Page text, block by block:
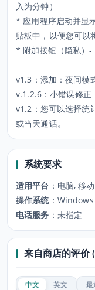
入为分钟）
* 应用程序启动并显
贴板中，以便您可以
* 附加按钮（隐私）-
v1.3：添加：夜间模
v.1.2.6：小错误修正
v1.2：您可以选择统
或当天通话。
系统要求
适用平台 ： 电脑, 移
操作系统： Windows
电话服务 ： 未指定
来自商店的评价
中文 英文 最